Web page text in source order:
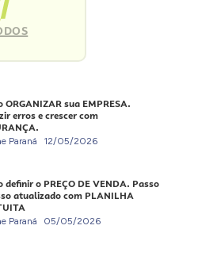
ORGANIZAR sua EMPRESA.
erros e crescer com
Paraná 12/05/2026
definir o PREÇO DE VENDA. Passo
atualizado com PLANILHA
Paraná 05/05/2026